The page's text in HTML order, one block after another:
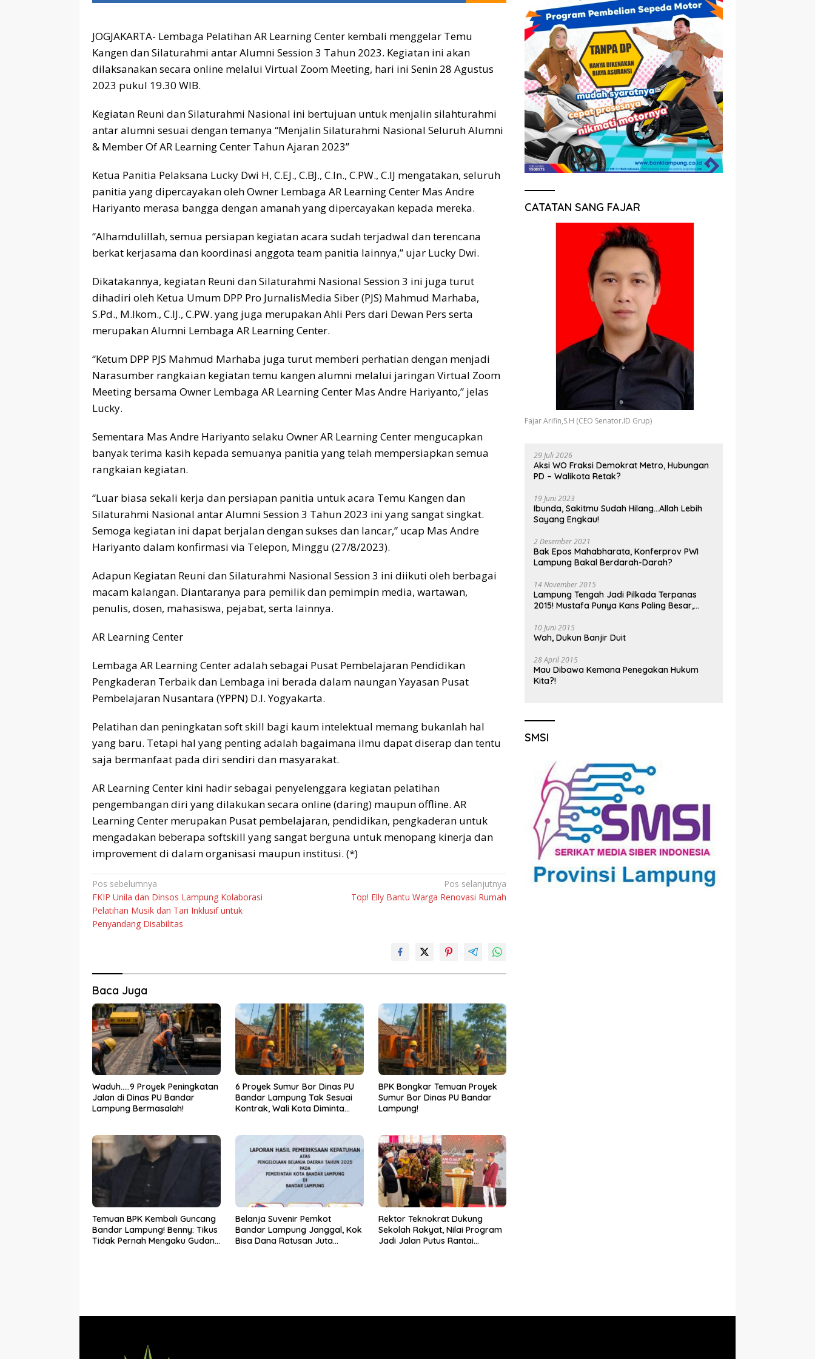
JOGJAKARTA- Lembaga Pelatihan AR Learning Center kembali menggelar Temu
Kangen dan Silaturahmi antar Alumni Session 3 Tahun 2023. Kegiatan ini akan
dilaksanakan secara online melalui Virtual Zoom Meeting, hari ini Senin 28 Agustus
2023 pukul 19.30 WIB.
Kegiatan Reuni dan Silaturahmi Nasional ini bertujuan untuk menjalin silahturahmi
antar alumni sesuai dengan temanya “Menjalin Silaturahmi Nasional Seluruh Alumni
& Member Of AR Learning Center Tahun Ajaran 2023”
Ketua Panitia Pelaksana Lucky Dwi H, C.EJ., C.BJ., C.In., C.PW., C.IJ mengatakan, seluruh
panitia yang dipercayakan oleh Owner Lembaga AR Learning Center Mas Andre
Hariyanto merasa bangga dengan amanah yang dipercayakan kepada mereka.
“Alhamdulillah, semua persiapan kegiatan acara sudah terjadwal dan terencana
berkat kerjasama dan koordinasi anggota team panitia lainnya,” ujar Lucky Dwi.
Dikatakannya, kegiatan Reuni dan Silaturahmi Nasional Session 3 ini juga turut
dihadiri oleh Ketua Umum DPP Pro JurnalisMedia Siber (PJS) Mahmud Marhaba,
S.Pd., M.Ikom., C.IJ., C.PW. yang juga merupakan Ahli Pers dari Dewan Pers serta
merupakan Alumni Lembaga AR Learning Center.
“Ketum DPP PJS Mahmud Marhaba juga turut memberi perhatian dengan menjadi
Narasumber rangkaian kegiatan temu kangen alumni melalui jaringan Virtual Zoom
Meeting bersama Owner Lembaga AR Learning Center Mas Andre Hariyanto,” jelas
Lucky.
Sementara Mas Andre Hariyanto selaku Owner AR Learning Center mengucapkan
banyak terima kasih kepada semuanya panitia yang telah mempersiapkan semua
rangkaian kegiatan.
“Luar biasa sekali kerja dan persiapan panitia untuk acara Temu Kangen dan
Silaturahmi Nasional antar Alumni Session 3 Tahun 2023 ini yang sangat singkat.
Semoga kegiatan ini dapat berjalan dengan sukses dan lancar,” ucap Mas Andre
Hariyanto dalam konfirmasi via Telepon, Minggu (27/8/2023).
Adapun Kegiatan Reuni dan Silaturahmi Nasional Session 3 ini diikuti oleh berbagai
macam kalangan. Diantaranya para pemilik dan pemimpin media, wartawan,
penulis, dosen, mahasiswa, pejabat, serta lainnya.
AR Learning Center
Lembaga AR Learning Center adalah sebagai Pusat Pembelajaran Pendidikan
Pengkaderan Terbaik dan Lembaga ini berada dalam naungan Yayasan Pusat
Pembelajaran Nusantara (YPPN) D.I. Yogyakarta.
Pelatihan dan peningkatan soft skill bagi kaum intelektual memang bukanlah hal
yang baru. Tetapi hal yang penting adalah bagaimana ilmu dapat diserap dan tentu
saja bermanfaat pada diri sendiri dan masyarakat.
AR Learning Center kini hadir sebagai penyelenggara kegiatan pelatihan
pengembangan diri yang dilakukan secara online (daring) maupun offline. AR
Learning Center merupakan Pusat pembelajaran, pendidikan, pengkaderan untuk
mengadakan beberapa softskill yang sangat berguna untuk menopang kinerja dan
improvement di dalam organisasi maupun institusi. (*)
Navigasi
pos
Pos sebelumnya
FKIP Unila dan Dinsos Lampung Kolaborasi
Pelatihan Musik dan Tari Inklusif untuk
Penyandang Disabilitas
Pos selanjutnya
Top! Elly Bantu Warga Renovasi Rumah
Baca Juga
Waduh…..9 Proyek Peningkatan
Jalan di Dinas PU Bandar
Lampung Bermasalah!
6 Proyek Sumur Bor Dinas PU
Bandar Lampung Tak Sesuai
Kontrak, Wali Kota Diminta
BPK Bongkar Temuan Proyek
Sumur Bor Dinas PU Bandar
Lampung!
Temuan BPK Kembali Guncang
Bandar Lampung! Benny: Tikus
Tidak Pernah Mengaku Gudang
Belanja Suvenir Pemkot
Bandar Lampung Janggal, Kok
Bisa Dana Ratusan Juta
Rektor Teknokrat Dukung
Sekolah Rakyat, Nilai Program
Jadi Jalan Putus Rantai
CATATAN SANG FAJAR
Fajar Arifin,S.H (CEO Senator.ID Grup)
29 Juli 2026
Aksi WO Fraksi Demokrat Metro, Hubungan
PD – Walikota Retak?
19 Juni 2023
Ibunda, Sakitmu Sudah Hilang…Allah Lebih
Sayang Engkau!
2 Desember 2021
Bak Epos Mahabharata, Konferprov PWI
Lampung Bakal Berdarah-Darah?
14 November 2015
Lampung Tengah Jadi Pilkada Terpanas
2015! Mustafa Punya Kans Paling Besar,
10 Juni 2015
Wah, Dukun Banjir Duit
28 April 2015
Mau Dibawa Kemana Penegakan Hukum
Kita?!
SMSI